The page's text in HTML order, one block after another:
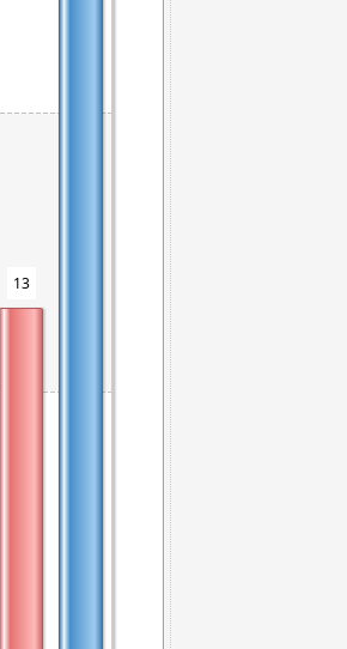
13